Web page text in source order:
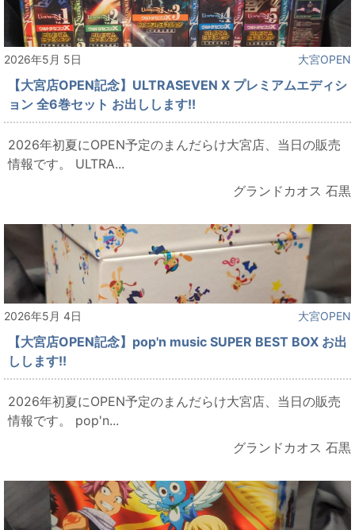
2026年5月 5日 大宮OPEN
【大宮店OPEN記念】ULTRASEVEN X プレミアムエディシ
ョン 全6巻セット お出しします!!
2026年初夏にOPEN予定のまんだらけ大宮店、当日の販売
情報です。 ULTRA...
グランドカオス 石黒
2026年5月 4日 大宮OPEN
【大宮店OPEN記念】pop'n music SUPER BEST BOX お出
しします!!
2026年初夏にOPEN予定のまんだらけ大宮店、当日の販売
情報です。 pop'n...
グランドカオス 石黒